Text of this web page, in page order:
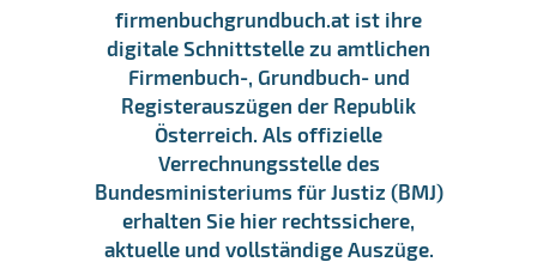
firmenbuchgrundbuch.at ist ihre
digitale Schnittstelle zu amtlichen
Firmenbuch-, Grundbuch- und
Registerauszügen der Republik
Österreich. Als offizielle
Verrechnungsstelle des
Bundesministeriums für Justiz (BMJ)
erhalten Sie hier rechtssichere,
aktuelle und vollständige Auszüge.